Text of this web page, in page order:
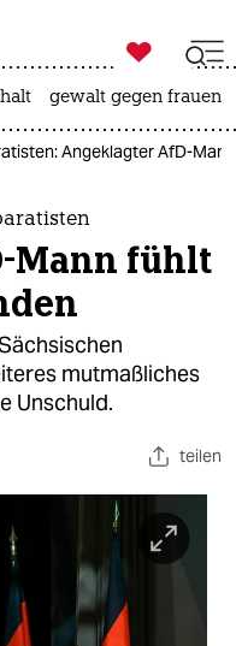

taz zahl ich
gewalt gegen frauen
Angeklagter AfD-
Mann fühlt
mutmaßliches
Unschuld.
teilen